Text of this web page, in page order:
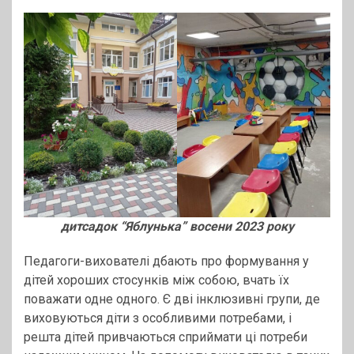
дитсадок “Яблунька” восени 2023 року
Педагоги-вихователі дбають про формування у
дітей хороших стосунків між собою, вчать їх
поважати одне одного. Є дві інклюзивні групи, де
виховуються діти з особливими потребами, і
решта дітей привчаються сприймати ці потреби